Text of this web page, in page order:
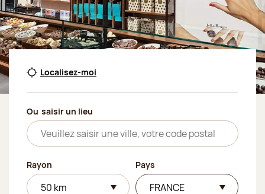
Localisez-moi
Ou saisir un lieu
Rayon Pays